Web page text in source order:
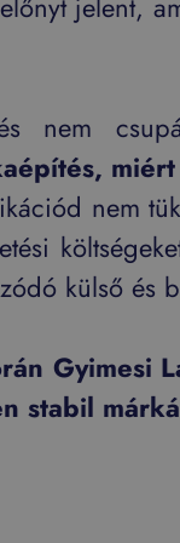
nem
nem
külső
Gyimesi
stabil